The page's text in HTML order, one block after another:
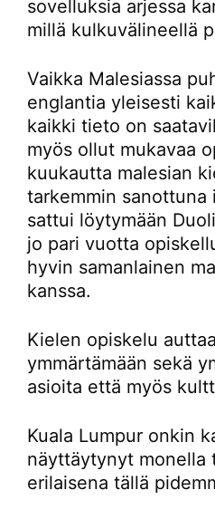
sovelluksia arjessa
millä kulkuvälineellä
Vaikka Malesiassa
englantia yleisesti
kaikki tieto on
myös ollut mukavaa
kuukautta malesian
tarkemmin sanottuna
sattui löytymään
jo pari vuotta
hyvin samanlainen
kanssa.
Kielen opiskelu
ymmärtämään sekä
asioita että myös
Kuala Lumpur onkin
näyttäytynyt monella
erilaisena tällä